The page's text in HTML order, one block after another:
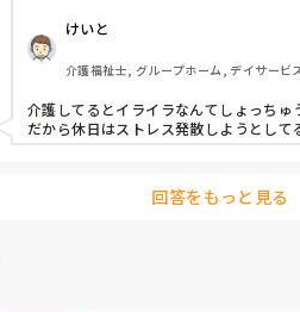
夜勤中も1人なので、おかしくなりそう
皆さんはイライラMAXになりますか？
けいと
介護福祉士, グループホーム, デイサービ
介護してるとイライラなんてしょっちゅ
だから休日はストレス発散しようとして
回答をもっと見る